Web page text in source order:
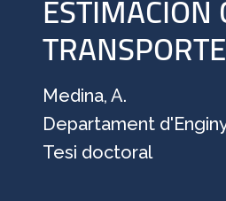
Medina, A.
Departament
Tesi doctoral